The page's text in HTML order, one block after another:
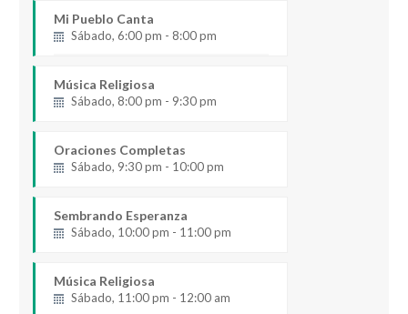
Mi Pueblo Canta
Sábado, 6:00 pm - 8:00 pm
Música Religiosa
Sábado, 8:00 pm - 9:30 pm
Oraciones Completas
Sábado, 9:30 pm - 10:00 pm
Sembrando Esperanza
Sábado, 10:00 pm - 11:00 pm
Música Religiosa
Sábado, 11:00 pm - 12:00 am